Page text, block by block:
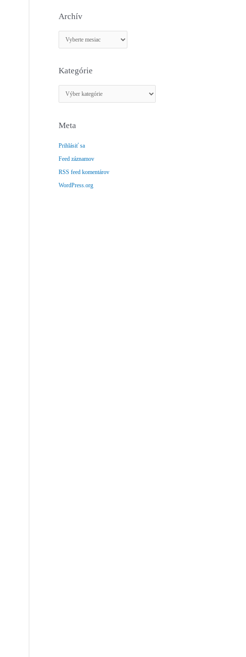
Archív
r
h
Kategórie
a
e
ó
r
i
e
Meta
Prihlásiť sa
Feed záznamov
RSS feed komentárov
WordPress.org